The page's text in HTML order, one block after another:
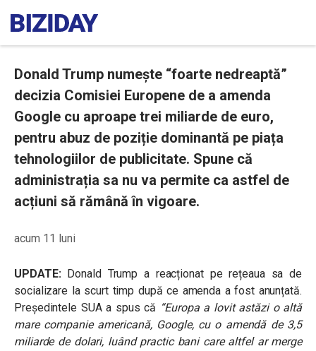
Donald Trump numește “foarte nedreaptă”
decizia Comisiei Europene de a amenda
Google cu aproape trei miliarde de euro,
pentru abuz de poziție dominantă pe piața
tehnologiilor de publicitate. Spune că
administrația sa nu va permite ca astfel de
acțiuni să rămână în vigoare.
acum 11 luni
UPDATE:Donald Trump a reacționat pe rețeaua sa de
socializare la scurt timp după ce amenda a fost anunțată.
Președintele SUA a spus că “Europa a lovit astăzi o altă
mare companie americană, Google, cu o amendă de 3,5
miliarde de dolari, luând practic bani care altfel ar merge